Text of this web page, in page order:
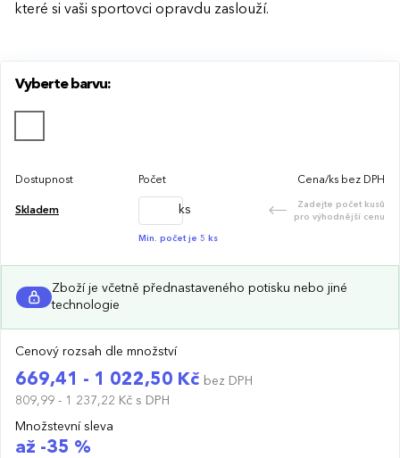
které si vaši sportovci opravdu zaslouží.
Vyberte barvu:
Dostupnost Počet Cena/ks bez DPH
Skladem ks
Zadejte počet kusů
pro výhodnější cenu
Min. počet je 5 ks
Zboží je včetně přednastaveného potisku nebo jiné
technologie
Cenový rozsah dle množství
669,41 - 1 022,50 Kč bez DPH
809,99 - 1 237,22 Kč s DPH
Množstevní sleva
až -35 %